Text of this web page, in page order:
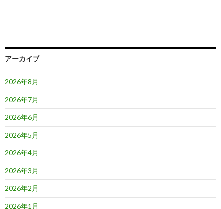
ー
ョ
アーカイブ
2026年8月
2026年7月
2026年6月
2026年5月
2026年4月
2026年3月
2026年2月
2026年1月